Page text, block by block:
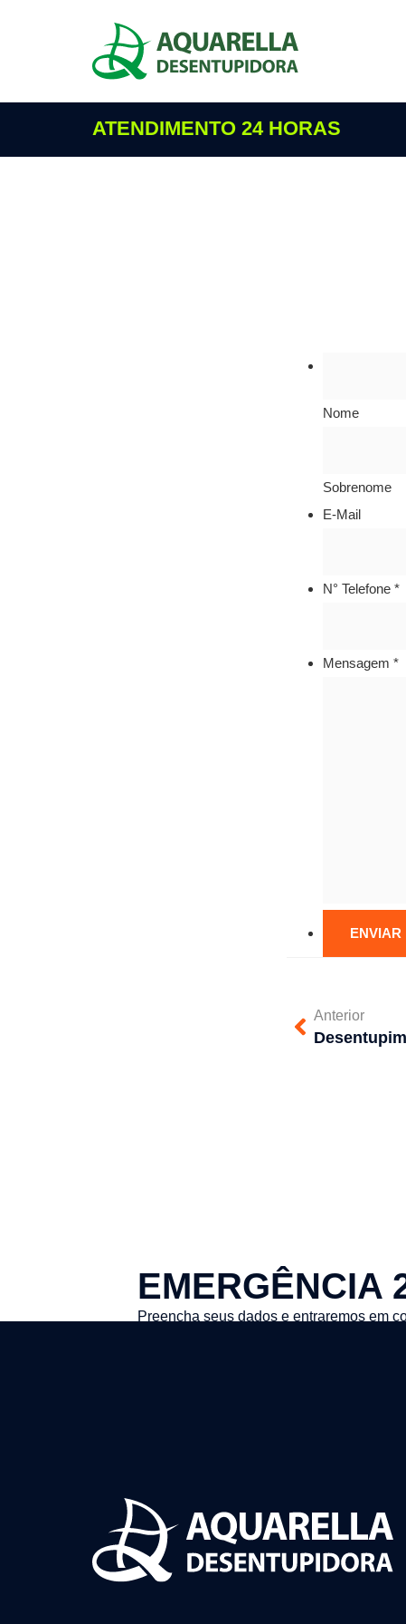
ATENDIMENTO 24 HORAS
Nome
Sobrenome
E-Mail
N° Telefone *
Mensagem *
Anterior
EMERGÊNCIA
Preencha seus dados e entraremos em